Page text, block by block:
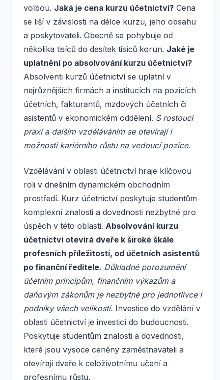
volbou. Jaká je cena kurzu účetnictví? Cena
se liší v závislosti na délce kurzu, jeho obsahu
a poskytovateli. Obecně se pohybuje od
několika tisíců do desítek tisíců korun. Jaké je
uplatnění po absolvování kurzu účetnictví?
Absolventi kurzů účetnictví se uplatní v
nejrůznějších firmách a institucích na pozicích
účetních, fakturantů, mzdových účetních či
asistentů v ekonomickém oddělení. S rostoucí
praxí a dalším vzděláváním se otevírají i
možnosti kariérního růstu na vedoucí pozice.
Vzdělávání v oblasti účetnictví hraje klíčovou
roli v dnešním dynamickém obchodním
prostředí. Kurz účetnictví poskytuje studentům
komplexní znalosti a dovednosti nezbytné pro
úspěch v této oblasti. Absolvování kurzu
účetnictví otevírá dveře k široké škále
profesních příležitostí, od účetních asistentů
po finanční ředitele. Důkladné porozumění
účetním principům, finančním výkazům a
daňovým zákonům je nezbytné pro jednotlivce i
podniky všech velikostí. Investice do vzdělání v
oblasti účetnictví je investicí do budoucnosti.
Poskytuje studentům znalosti a dovednosti,
které jsou vysoce ceněny zaměstnavateli a
otevírají dveře k celoživotnímu učení a
profesnímu růstu.